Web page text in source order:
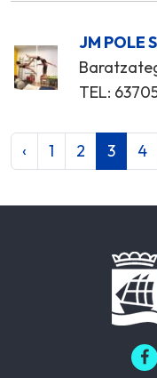
JM POLE
TEL:
‹ 1 2 3 4